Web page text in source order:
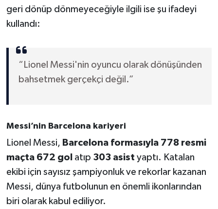
geri dönüp dönmeyeceğiyle ilgili ise şu ifadeyi
kullandı:
“Lionel Messi'nin oyuncu olarak dönüşünden
bahsetmek gerçekçi değil.”
Messi’nin Barcelona kariyeri
Lionel Messi, Barcelona formasıyla 778 resmi
maçta 672 gol atıp 303 asist yaptı. Katalan
ekibi için sayısız şampiyonluk ve rekorlar kazanan
Messi, dünya futbolunun en önemli ikonlarından
biri olarak kabul ediliyor.
Diğer Spor Dalları